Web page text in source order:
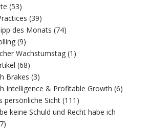
(53)
(39)
des Monats (74)
(9)
Wachstumstag (1)
(68)
Brakes (3)
Intelligence & Profitable Growth (6)
persönliche Sicht (111)
keine Schuld und Recht habe ich